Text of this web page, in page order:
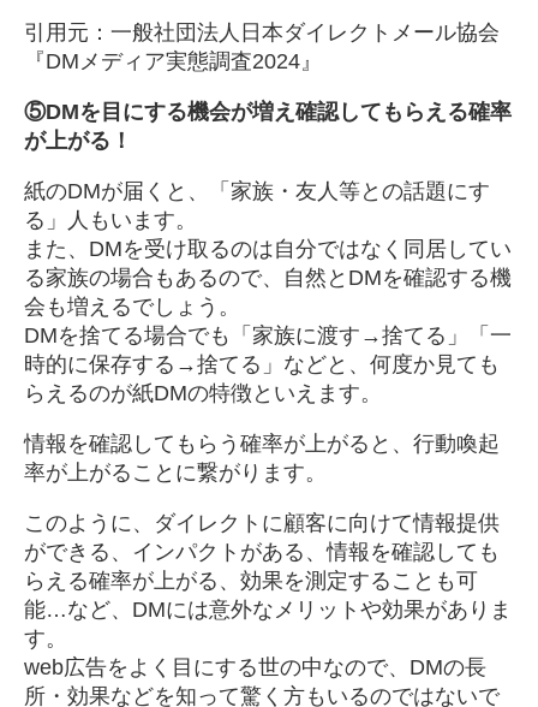
引用元：一般社団法人日本ダイレクトメール協会
『DMメディア実態調査2024』
⑤DMを目にする機会が増え確認してもらえる確率
が上がる！
紙のDMが届くと、「家族・友人等との話題にす
る」人もいます。
また、DMを受け取るのは自分ではなく同居してい
る家族の場合もあるので、自然とDMを確認する機
会も増えるでしょう。
DMを捨てる場合でも「家族に渡す→捨てる」「一
時的に保存する→捨てる」などと、何度か見ても
らえるのが紙DMの特徴といえます。
情報を確認してもらう確率が上がると、行動喚起
率が上がることに繋がります。
このように、ダイレクトに顧客に向けて情報提供
ができる、インパクトがある、情報を確認しても
らえる確率が上がる、効果を測定することも可
能…など、DMには意外なメリットや効果がありま
す。
web広告をよく目にする世の中なので、DMの長
所・効果などを知って驚く方もいるのではないで